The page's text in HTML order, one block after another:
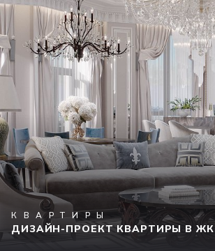
КВАРТИРЫ
ДИЗАЙН-ПРОЕКТ КВАРТИРЫ В ЖК